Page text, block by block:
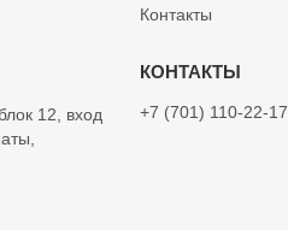
Контакты
12, вход
+7 (701) 110-22-17